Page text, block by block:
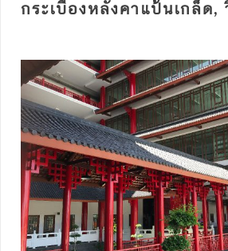
กระเบื้องหลังคาแป้นเกล็ด,